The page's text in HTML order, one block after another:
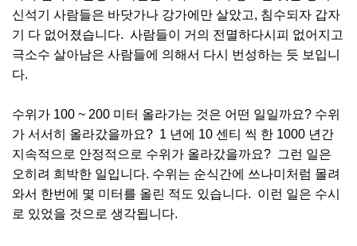
신석기 사람들은 바닷가나 강가에만 살았고, 침수되자 갑자
기 다 없어졌습니다. 사람들이 거의 전멸하다시피 없어지고
극소수 살아남은 사람들에 의해서 다시 번성하는 듯 보입니
다.
수위가 100 ~ 200 미터 올라가는 것은 어떤 일일까요? 수위
가 서서히 올라갔을까요? 1 년에 10 센티 씩 한 1000 년간
지속적으로 안정적으로 수위가 올라갔을까요? 그런 일은
오히려 희박한 일입니다. 수위는 순식간에 쓰나미처럼 몰려
와서 한번에 몇 미터를 올린 적도 있습니다. 이런 일은 수시
로 있었을 것으로 생각됩니다.